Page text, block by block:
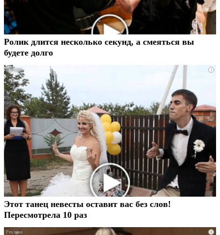
Ролик длится несколько секунд, а смеяться вы
будете долго
i
Этот танец невесты оставит вас без слов!
Пересмотрела 10 раз
i